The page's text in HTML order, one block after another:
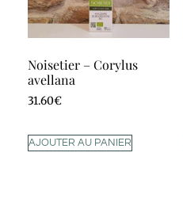
Noisetier – Corylus
avellana
31.60€
AJOUTER AU PANIER